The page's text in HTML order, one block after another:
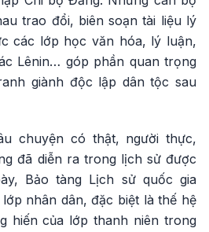
trao đổi, biên soạn tài liệu lý
các lớp học văn hóa, lý luận,
Lênin… góp phần quan trọng
giành độc lập dân tộc sau
chuyện có thật, người thực,
đã diễn ra trong lịch sử được
Bảo tàng Lịch sử quốc gia
nhân dân, đặc biệt là thế hệ
hiến của lớp thanh niên trong